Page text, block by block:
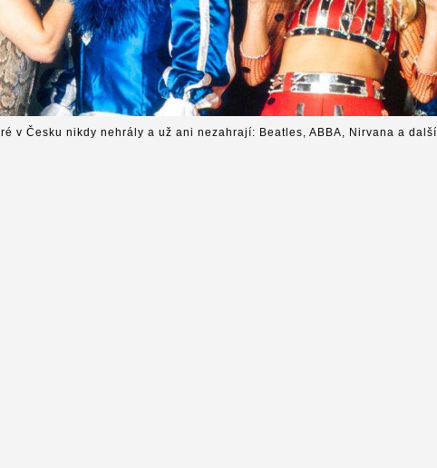
v Česku nikdy nehrály a už ani nezahrají: Beatles, ABBA, Nirvana a další